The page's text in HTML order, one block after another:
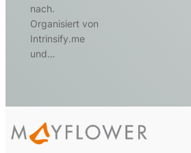
nach.
Organisiert von
Intrinsify.me
und…